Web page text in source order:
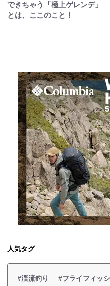
できちゃう「極上ゲレンデ」
とは、ここのこと！
人気タグ
#渓流釣り #フライフィッ